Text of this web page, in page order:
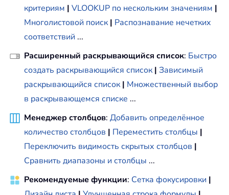
критериям | VLOOKUP по нескольким значениям |
Многолистовой поиск | Распознавание нечетких
соответствий ...
Расширенный раскрывающийся список: Быстро
создать раскрывающийся список | Зависимый
раскрывающийся список | Множественный выбор
в раскрывающемся списке ...
Менеджер столбцов: Добавить определённое
количество столбцов | Переместить столбцы |
Переключить видимость скрытых столбцов |
Сравнить диапазоны и столбцы ...
Рекомендуемые функции: Сетка фокусировки |